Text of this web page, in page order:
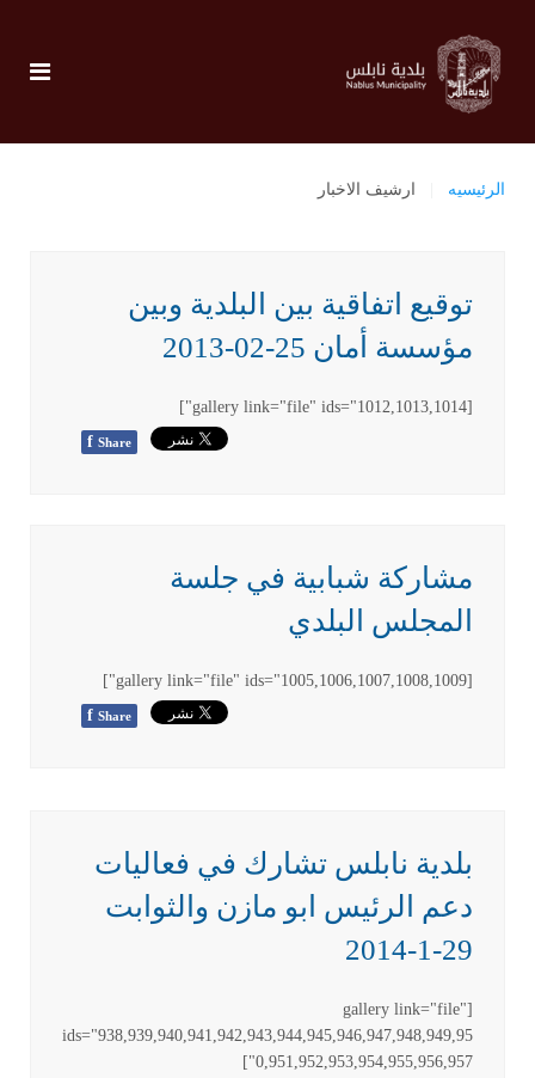
الرئيسيه ارشيف الاخبار
توقيع اتفاقية بين البلدية وبين
مؤسسة أمان 25-02-2013
[gallery link="file" ids="1012,1013,1014"]
f Share
مشاركة شبابية في جلسة
المجلس البلدي
[gallery link="file" ids="1005,1006,1007,1008,1009"]
f Share
بلدية نابلس تشارك في فعاليات
دعم الرئيس ابو مازن والثوابت
29-1-2014
[gallery link="file"
ids="938,939,940,941,942,943,944,945,946,947,948,949,95
0,951,952,953,954,955,956,957"]